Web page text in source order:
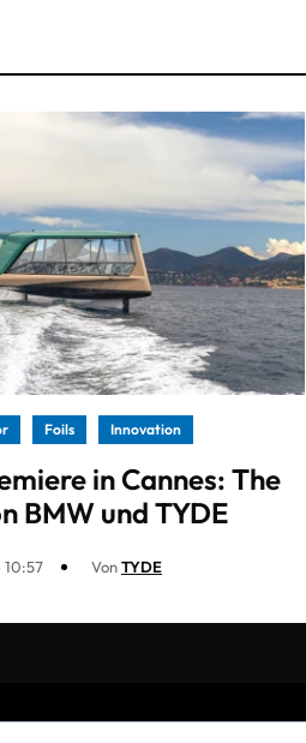
Foils Innovation
in Cannes: The
BMW und TYDE
VonTYDE